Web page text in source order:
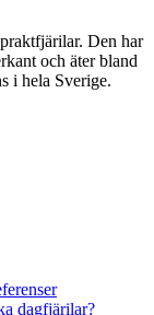
Den har
och äter bland
i hela Sverige.
dagfjärilar?